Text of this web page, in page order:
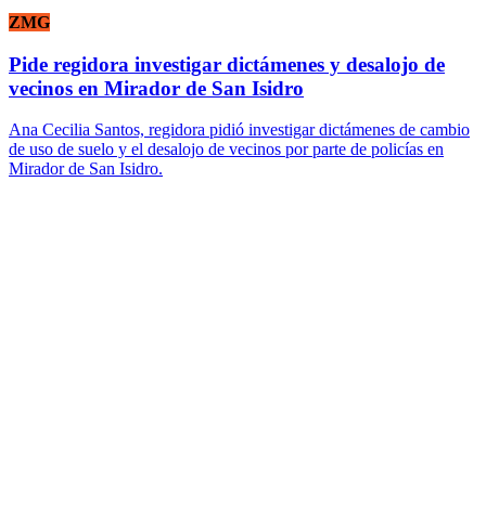
ZMG
Pide regidora investigar dictámenes y desalojo de
vecinos en Mirador de San Isidro
Ana Cecilia Santos, regidora pidió investigar dictámenes de cambio
de uso de suelo y el desalojo de vecinos por parte de policías en
Mirador de San Isidro.